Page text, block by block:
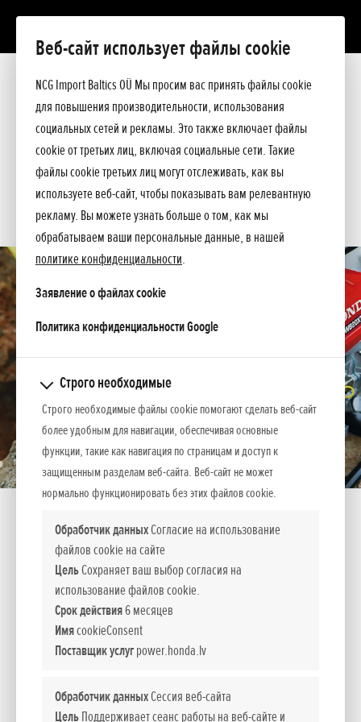
Веб-сайт использует файлы cookie
NCG Import Baltics OÜ Мы просим вас принять файлы cookie
для повышения производительности, использования
социальных сетей и рекламы. Это также включает файлы
cookie от третьих лиц, включая социальные сети. Такие
файлы cookie третьих лиц могут отслеживать, как вы
используете веб-сайт, чтобы показывать вам релевантную
рекламу. Вы можете узнать больше о том, как мы
обрабатываем ваши персональные данные, в нашей
политике конфиденциальности.
Заявление о файлах cookie
Политика конфиденциальности Googleopens in a new tab
Строго необходимые
Строго необходимые файлы cookie помогают сделать веб-сайт
более удобным для навигации, обеспечивая основные
функции, такие как навигация по страницам и доступ к
защищенным разделам веб-сайта. Веб-сайт не может
нормально функционировать без этих файлов cookie.
Обработчик данныхСогласие на использование
файлов cookie на сайте
ЦельСохраняет ваш выбор согласия на
использование файлов cookie.
Срок действия6 месяцев
ИмяcookieConsent
Поставщик услугpower.honda.lv
Обработчик данныхСессия веб-сайта
ЦельПоддерживает сеанс работы на веб-сайте и
Презентация
Прейскурант
Помощь при покупке
Спросите подробнее
ПРЕДЛОЖЕНИЕ
СЕРВИС
КОНТАКТЫ
WB 20 XT
ВЫСОКОПРОИЗВОДИТЕЛЬНЫЕ НАСОСЫ ДЛЯ СТОЧНЫХ
ВОД И ХИМИКАТОВ
со всего мира вот уже многие годы выбирают